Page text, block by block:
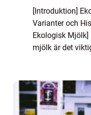
[Introduktion]
Varianter och
Ekologisk
mjölk är det